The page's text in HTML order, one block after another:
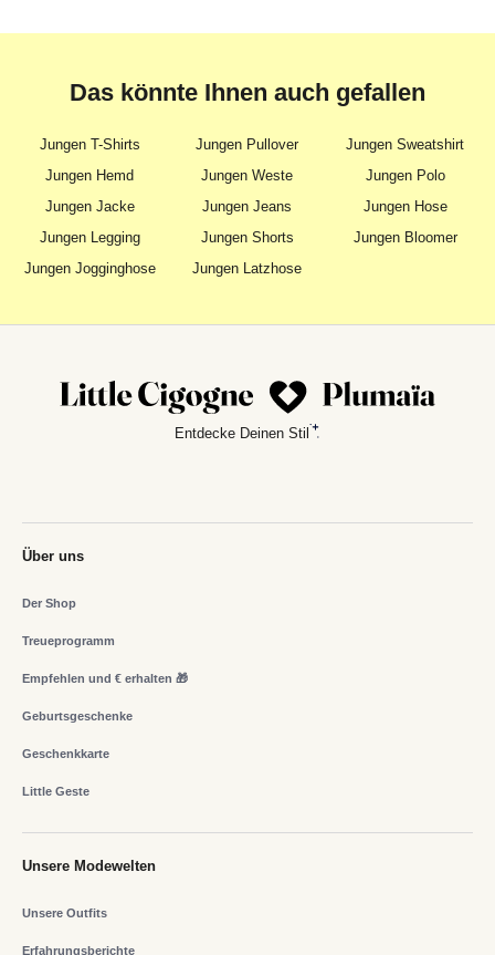
Das könnte Ihnen auch gefallen
Jungen T-Shirts Jungen Pullover
Jungen Sweatshirt
Jungen Hemd
Jungen Weste
Jungen Polo
Jungen Jacke
Jungen Jeans
Jungen Hose
Jungen Legging
Jungen Shorts
Jungen Bloomer
Jungen Jogginghose
Jungen Latzhose
Entdecke Deinen Stil
Über uns
Der Shop
Treueprogramm
Empfehlen und € erhalten 🎁
Geburtsgeschenke
Geschenkkarte
Little Geste
Unsere Modewelten
Unsere Outfits
Erfahrungsberichte